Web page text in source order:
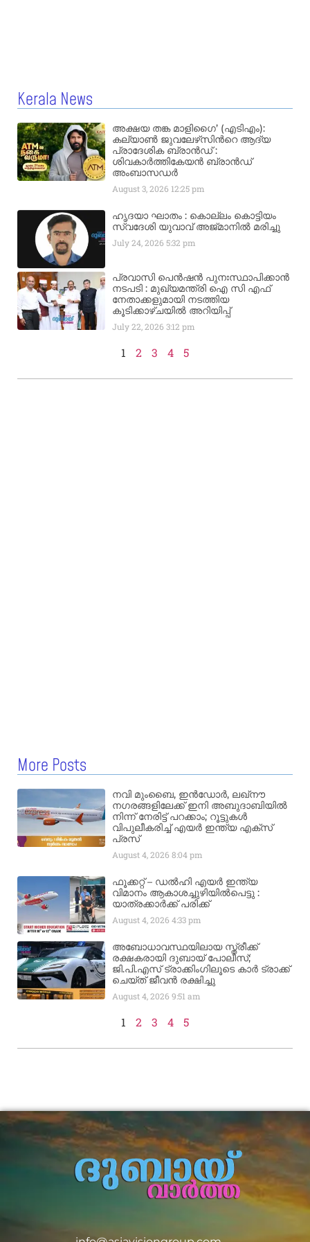
Kerala News
അക്ഷയ തങ്ക മാളിഗൈ’ (എടിഎം):
കല്യാണ്‍ ജുവലേഴ്‌സിന്‍റെ ആദ്യ
പ്രാദേശിക ബ്രാന്‍ഡ് :
ശിവകാര്‍ത്തികേയന്‍ ബ്രാന്‍ഡ്
അംബാസഡര്‍
August 3, 2026 12:25 pm
ഹൃദയാ ഘാതം : കൊല്ലം കൊട്ടിയം
സ്വദേശി യുവാവ് അജ്മാനിൽ മരിച്ചു
July 24, 20265:32 pm
പ്രവാസി പെൻഷൻ പുനഃസ്ഥാപിക്കാൻ
നടപടി : മുഖ്യമന്ത്രി ഐ സി എഫ്
നേതാക്കളുമായി നടത്തിയ
കൂടിക്കാഴ്ചയിൽ അറിയിപ്പ്
July 22, 20263:12 pm
1 2 3 4 5
More Posts
നവി മുംബൈ, ഇൻഡോർ, ലഖ്നൗ
നഗരങ്ങളിലേക്ക് ഇനി അബുദാബിയിൽ
നിന്ന് നേരിട്ട് പറക്കാം; റൂട്ടുകൾ
വിപുലീകരിച്ച് എയർ ഇന്ത്യ എക്സ്
പ്രസ്
August 4, 20268:04 pm
ഫൂക്കറ്റ് – ഡൽഹി എയര്‍ ഇന്ത്യ
വിമാനം ആകാശച്ചുഴിയില്‍പെട്ടു :
യാത്രക്കാര്‍ക്ക് പരിക്ക്
August 4, 20264:33 pm
അബോധാവസ്ഥയിലായ സ്ത്രീക്ക്
രക്ഷകരായി ദുബായ് പോലീസ്;
ജി.പി.എസ് ട്രാക്കിംഗിലൂടെ കാർ ട്രാക്ക്
ചെയ്ത് ജീവൻ രക്ഷിച്ചു
August 4, 20269:51 am
1 2 3 4 5